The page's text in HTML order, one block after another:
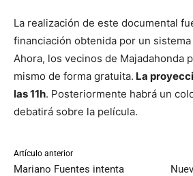
La realización de este documental
financiación obtenida por un
Ahora, los vecinos de Majadahonda
mismo de forma gratuita. La
las 11h. Posteriormente habrá un
debatirá sobre la película.
Artículo anterior
Mariano Fuentes intenta